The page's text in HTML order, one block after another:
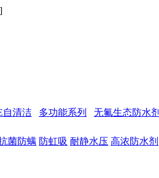
]
自清洁 多功能系列 无氟生态防水剂
菌防螨 防虹吸 耐静水压 高浓防水剂